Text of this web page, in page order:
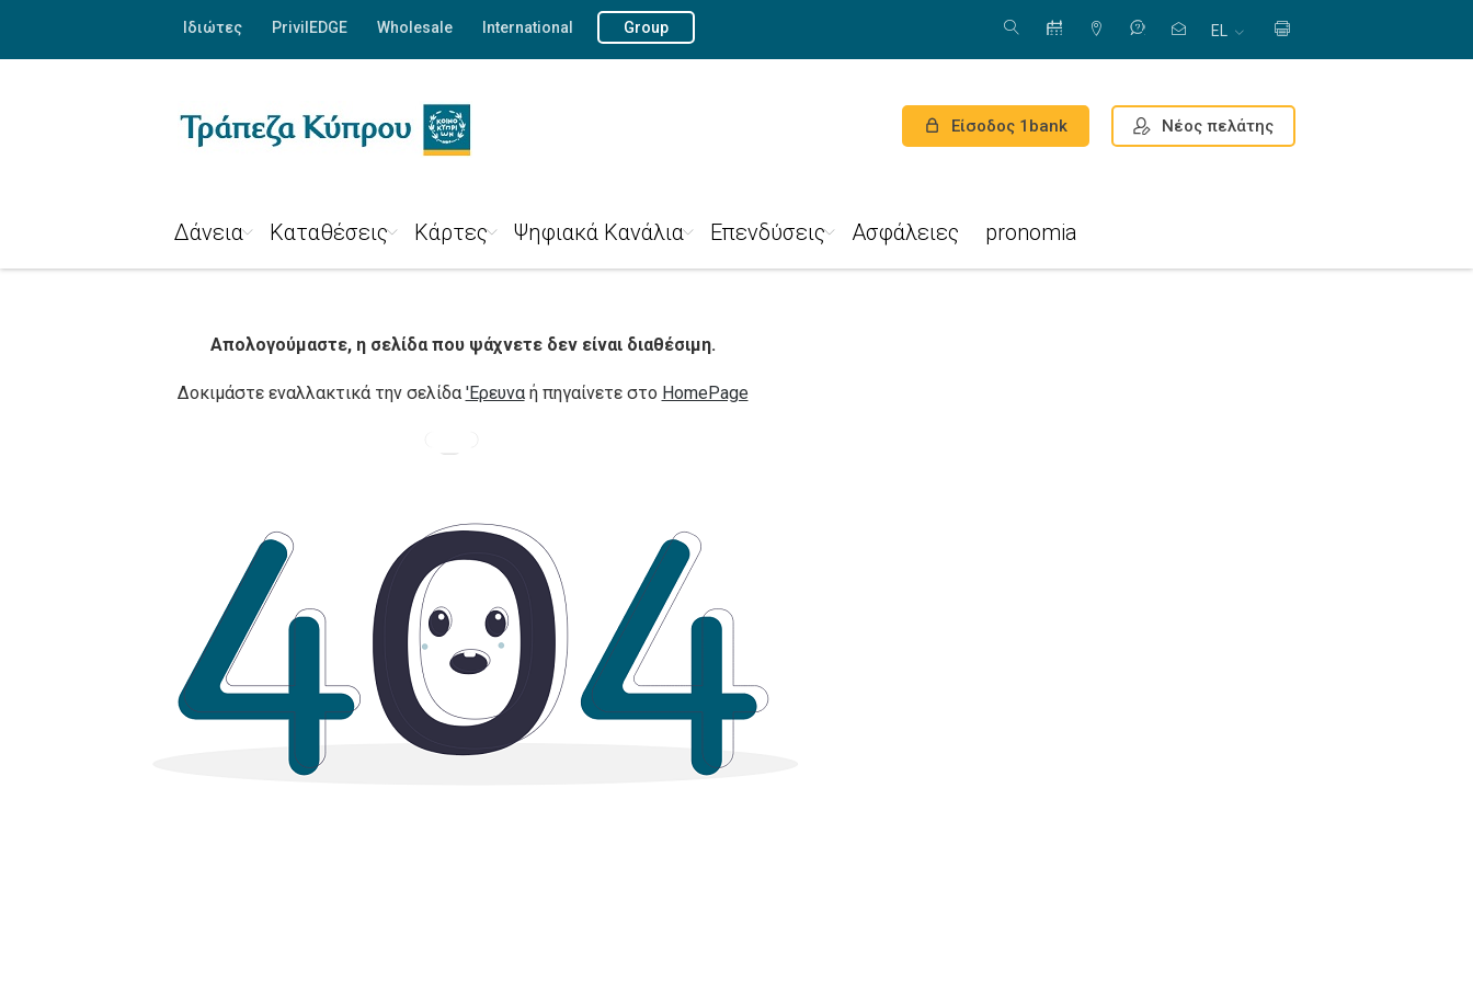
Ιδιώτες PrivilEDGE Wholesale International Group EL
Είσοδος 1bank Νέος πελάτης
Δάνεια Καταθέσεις Κάρτες Ψηφιακά Κανάλια Επενδύσεις Ασφάλειες pronomia
Απολογούμαστε, η σελίδα που ψάχνετε δεν είναι διαθέσιμη.
Δοκιμάστε εναλλακτικά την σελίδα 'Ερευναή πηγαίνετε στο HomePage